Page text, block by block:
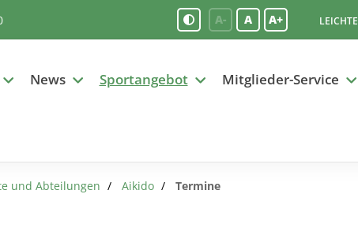
A- A A+
News Sportangebot Mitglieder-Service
und Abteilungen Aikido Termine